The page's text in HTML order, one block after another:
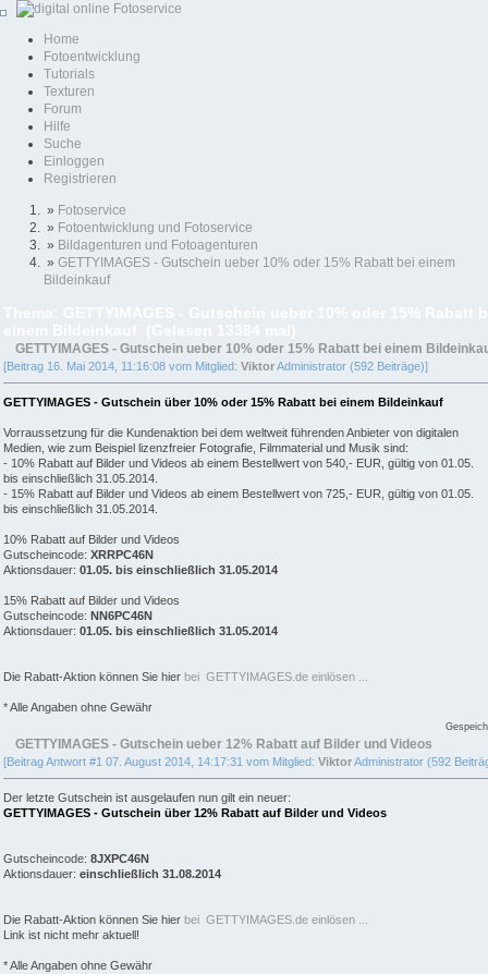
Home
Fotoentwicklung
Tutorials
Texturen
Forum
Hilfe
Suche
Einloggen
Registrieren
» Fotoservice
» Fotoentwicklung und Fotoservice
» Bildagenturen und Fotoagenturen
» GETTYIMAGES - Gutschein ueber 10% oder 15% Rabatt bei einem
Bildeinkauf
GETTYIMAGES - Gutschein ueber 10% oder 15% Rabatt bei einem
[Beitrag 16. Mai 2014, 11:16:08 vom Mitglied: ViktorAdministrator (592 Beiträge)]
GETTYIMAGES - Gutschein über 10% oder 15% Rabatt bei einem Bildeinkauf
Vorraussetzung für die Kundenaktion bei dem weltweit führenden Anbieter von digitalen
Medien, wie zum Beispiel lizenzfreier Fotografie, Filmmaterial und Musik sind:
- 10% Rabatt auf Bilder und Videos ab einem Bestellwert von 540,- EUR, gültig von 01.05.
bis einschließlich 31.05.2014.
- 15% Rabatt auf Bilder und Videos ab einem Bestellwert von 725,- EUR, gültig von 01.05.
bis einschließlich 31.05.2014.
10% Rabatt auf Bilder und Videos
Gutscheincode: XRRPC46N
Aktionsdauer: 01.05. bis einschließlich 31.05.2014
15% Rabatt auf Bilder und Videos
Gutscheincode: NN6PC46N
Aktionsdauer: 01.05. bis einschließlich 31.05.2014
Die Rabatt-Aktion können Sie hier bei GETTYIMAGES.de einlösen ...
* Alle Angaben ohne Gewähr
GETTYIMAGES - Gutschein ueber 12% Rabatt auf Bilder und Videos
[Beitrag Antwort #1 07. August 2014, 14:17:31 vom Mitglied: ViktorAdministrator (592
Der letzte Gutschein ist ausgelaufen nun gilt ein neuer:
GETTYIMAGES - Gutschein über 12% Rabatt auf Bilder und Videos
Gutscheincode: 8JXPC46N
Aktionsdauer: einschließlich 31.08.2014
Die Rabatt-Aktion können Sie hier bei GETTYIMAGES.de einlösen ...
Link ist nicht mehr aktuell!
* Alle Angaben ohne Gewähr